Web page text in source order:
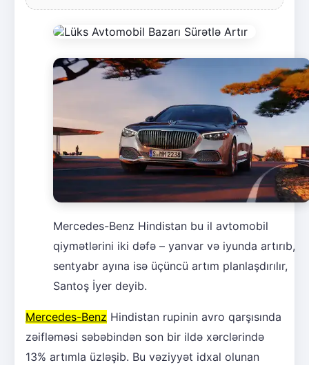
Mercedes-Benz Hindistan bu il avtomobil
qiymətlərini iki dəfə – yanvar və iyunda artırıb,
sentyabr ayına isə üçüncü artım planlaşdırılır,
Santoş İyer deyib.
Mercedes-Benz Hindistan rupinin avro qarşısında
zəifləməsi səbəbindən son bir ildə xərclərində
13% artımla üzləşib. Bu vəziyyət idxal olunan